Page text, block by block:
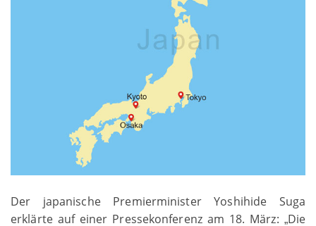
Der japanische Premierminister Yoshihide Suga
erklärte auf einer Pressekonferenz am 18. März: „Die